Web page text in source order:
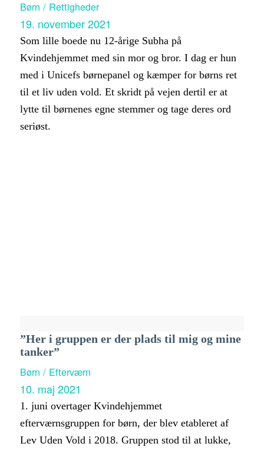
Børn / Rettigheder
19. november 2021
Som lille boede nu 12-årige Subha på
Kvindehjemmet med sin mor og bror. I dag er hun
med i Unicefs børnepanel og kæmper for børns ret
til et liv uden vold. Et skridt på vejen dertil er at
lytte til børnenes egne stemmer og tage deres ord
seriøst.
”Her i gruppen er der plads til mig og mine
tanker”
Børn / Efterværn
10. maj 2021
1. juni overtager Kvindehjemmet
efterværnsgruppen for børn, der blev etableret af
Lev Uden Vold i 2018. Gruppen stod til at lukke,